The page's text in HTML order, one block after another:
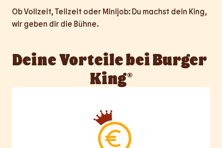
Ob Vollzeit, Teilzeit oder Minijob: Du machst dein King,
wir geben dir die Bühne.
Deine Vorteile bei Burger
King®